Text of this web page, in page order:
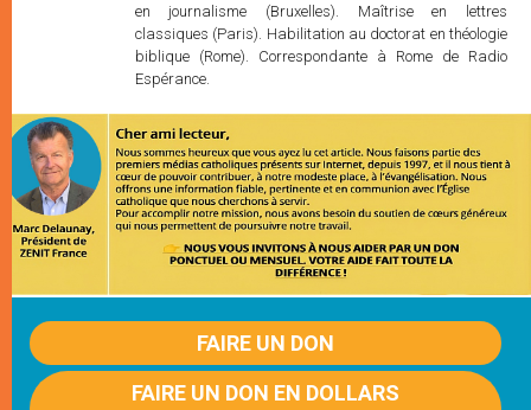
en journalisme (Bruxelles). Maîtrise en lettres
classiques (Paris). Habilitation au doctorat en théologie
biblique (Rome). Correspondante à Rome de Radio
Espérance.
FAIRE UN DON
FAIRE UN DON EN DOLLARS